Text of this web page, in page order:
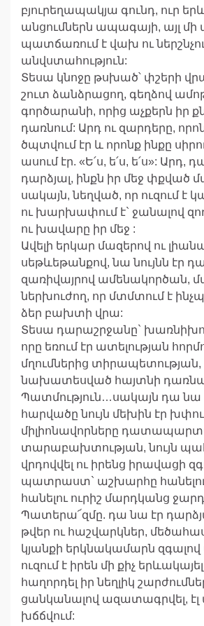
բյուրեղապակյա գունդ, ուր
անցումներն ապագայի, այլ
պատճառում է վախ ու
անվստահություն:
Տեսա կնոջը թսխած՝ փշերի
շուտ ձանձրացող, գեղձով
գործարանի, որից աչքերն իր
դառնում: Արդ ու զարդերը,
ծպտվում էր և որոնք ինքը
ասում էր. «Ե՛ս, ե՛ս, ե՛ս»: Արդ,
դարձյալ, ինքն իր մեջ փքված
սակայն, նեղված, որ ուզում է
ու խարխափում է` ջանալով
ու խավարը իր մեջ :
Ավելի երկար մազերով ու
սեթևեթանքով, նա նույնն էր
զառիվայրով ամենակործան,
ներխուժող, որ մտմտում է
ձեր բախտի վրա:
Տեսա դարաշրջանը`
որը եռում էր ատելության
մղումներից տիրապետության,
նախատեսված հայտնի
Պատմություն…սակայն դա նա
հարվածը նույն մեխին էր
միլիոնավորները
տարաբախտության, նույն
վրդովվել ու իրենց իրավացի
պատրաստ` աշխարհը հանելու
հանելու ուրիշ մարդկանց
Պատերա՜զմը. դա նա էր
թվեր ու հաշվարկներ,
կյանքի երկնակամարն զգալով
ուզում է իրեն մի քիչ
հաղորդել իր նեղլիկ
ցանկանալով ազատագրվել, էլ
խճճվում: